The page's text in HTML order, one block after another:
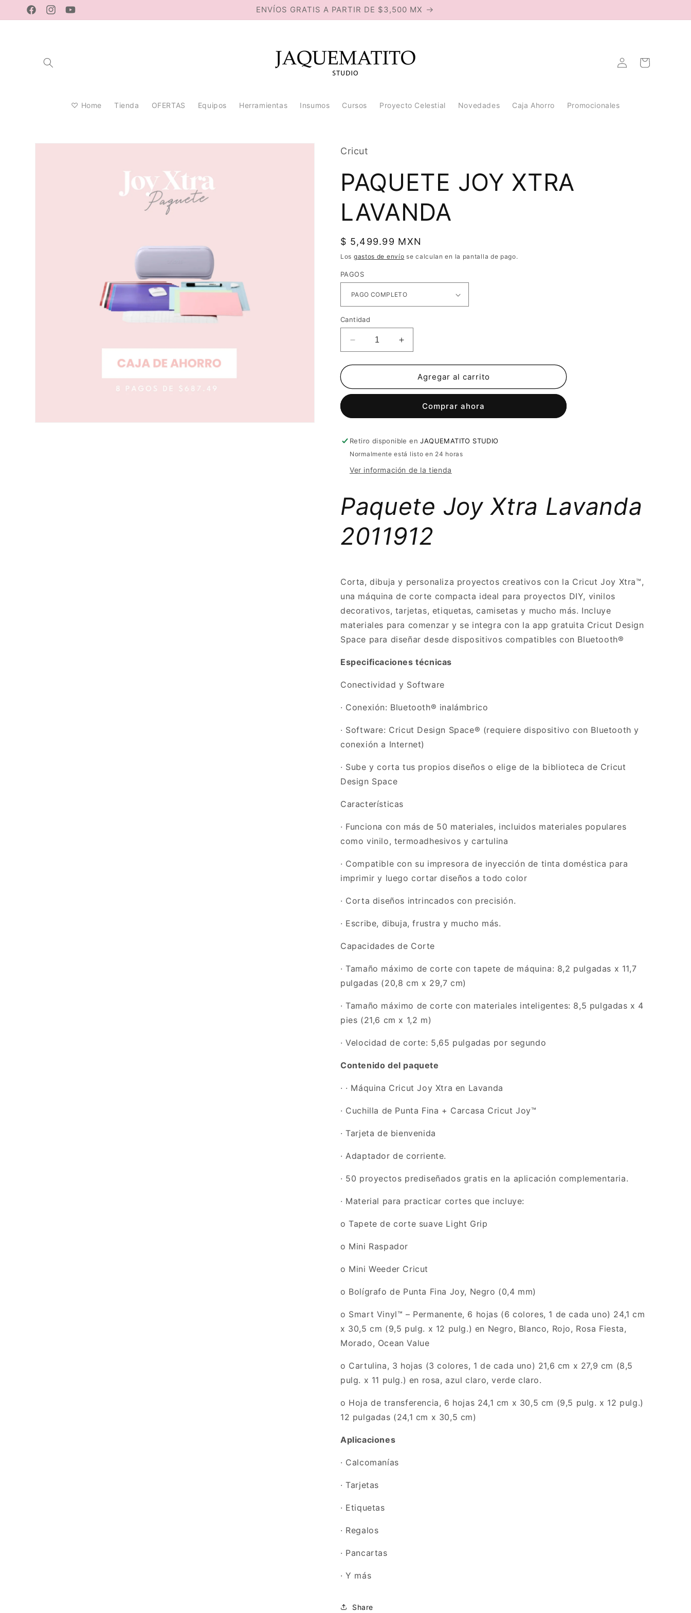
directamente
al contenido
FacebookInstagramYouTube
ENVÍOS GRATIS A PARTIR DE $3,500 MX
♡ Home Tienda OFERTAS Equipos Herramientas Insumos Cursos Proyecto Celestial Novedades Caja Ahorro Promocionales
Iniciar
sesión
Carrito
directamente
Cricut
PAQUETE JOY XTRA
LAVANDA
Precio
habitual
$ 5,499.99 MXN
Los gastos de envío se calculan en la pantalla de pago.
PAGOS
Cantidad
Reducir
cantidad
para
JOY
Aumentar
cantidad
para
PAQUETE
JOY
LAVANDA
Agregar al carrito
Comprar ahora
Retiro disponible enJAQUEMATITO STUDIO
Normalmente está listo en 24 horas
Ver información de la tienda
Paquete Joy Xtra Lavanda
2011912
Corta, dibuja y personaliza proyectos creativos con la Cricut Joy Xtra™,
una máquina de corte compacta ideal para proyectos DIY, vinilos
decorativos, tarjetas, etiquetas, camisetas y mucho más. Incluye
materiales para comenzar y se integra con la app gratuita Cricut Design
Space para diseñar desde dispositivos compatibles con Bluetooth®
Especificaciones técnicas
Conectividad y Software
· Conexión: Bluetooth® inalámbrico
· Software: Cricut Design Space® (requiere dispositivo con Bluetooth y
conexión a Internet)
· Sube y corta tus propios diseños o elige de la biblioteca de Cricut
Design Space
Características
· Funciona con más de 50 materiales, incluidos materiales populares
como vinilo, termoadhesivos y cartulina
· Compatible con su impresora de inyección de tinta doméstica para
imprimir y luego cortar diseños a todo color
· Corta diseños intrincados con precisión.
· Escribe, dibuja, frustra y mucho más.
Capacidades de Corte
· Tamaño máximo de corte con tapete de máquina: 8,2 pulgadas x 11,7
pulgadas (20,8 cm x 29,7 cm)
· Tamaño máximo de corte con materiales inteligentes: 8,5 pulgadas x 4
pies (21,6 cm x 1,2 m)
· Velocidad de corte: 5,65 pulgadas por segundo
Contenido del paquete
· · Máquina Cricut Joy Xtra en Lavanda
· Cuchilla de Punta Fina + Carcasa Cricut Joy™
· Tarjeta de bienvenida
· Adaptador de corriente.
· 50 proyectos prediseñados gratis en la aplicación complementaria.
· Material para practicar cortes que incluye:
o Tapete de corte suave Light Grip
o Mini Raspador
o Mini Weeder Cricut
o Bolígrafo de Punta Fina Joy, Negro (0,4 mm)
o Smart Vinyl™ – Permanente, 6 hojas (6 colores, 1 de cada uno) 24,1 cm
x 30,5 cm (9,5 pulg. x 12 pulg.) en Negro, Blanco, Rojo, Rosa Fiesta,
Morado, Ocean Value
o Cartulina, 3 hojas (3 colores, 1 de cada uno) 21,6 cm x 27,9 cm (8,5
pulg. x 11 pulg.) en rosa, azul claro, verde claro.
o Hoja de transferencia, 6 hojas 24,1 cm x 30,5 cm (9,5 pulg. x 12 pulg.)
12 pulgadas (24,1 cm x 30,5 cm)
Aplicaciones
· Calcomanías
· Tarjetas
· Etiquetas
· Regalos
· Pancartas
· Y más
Share